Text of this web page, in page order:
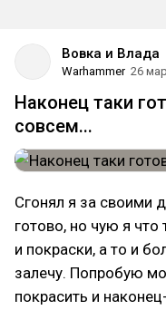
Вовка и Влада
Warhammer 26 мар
Наконец таки
совсем...
Сгонял я за своими
готово, но чую я
и покраски, а то и
залечу. Попробую
покрасить и